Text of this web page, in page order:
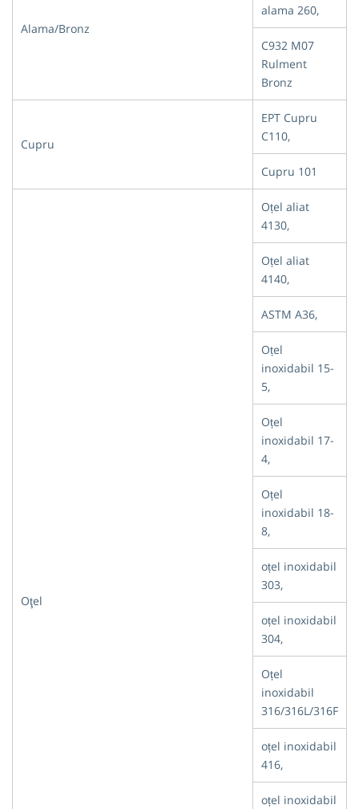
Alama/Bronz
alama 260,
C932 M07
Rulment
Bronz
Cupru
EPT Cupru
C110,
Cupru 101
Oţel
Oțel aliat
4130,
Oțel aliat
4140,
ASTM A36,
Oțel
inoxidabil 15-
5,
Oțel
inoxidabil 17-
4,
Oțel
inoxidabil 18-
8,
oțel inoxidabil
303,
oțel inoxidabil
304,
Oțel
inoxidabil
316/316L/316F
oțel inoxidabil
416,
oțel inoxidabil